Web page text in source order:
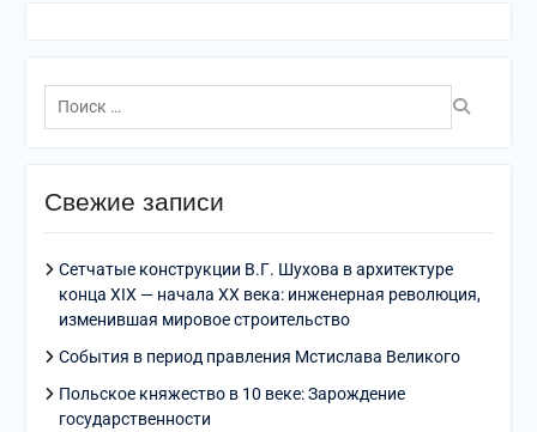
Поиск
по:
Свежие записи
Сетчатые конструкции В.Г. Шухова в архитектуре
конца XIX — начала XX века: инженерная революция,
изменившая мировое строительство
События в период правления Мстислава Великого
Польское княжество в 10 веке: Зарождение
государственности